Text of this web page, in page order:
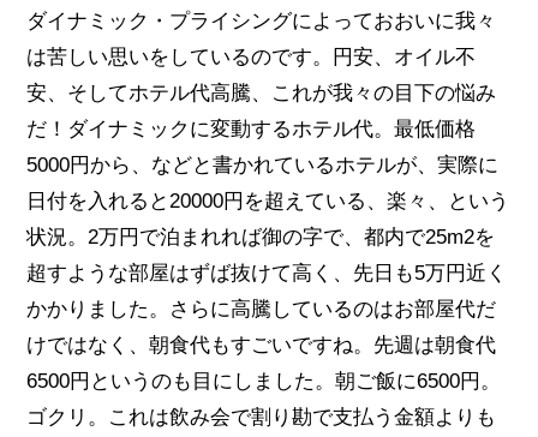
ダイナミック・プライシングによっておおいに我々
は苦しい思いをしているのです。円安、オイル不
安、そしてホテル代高騰、これが我々の目下の悩み
だ！ダイナミックに変動するホテル代。最低価格
5000円から、などと書かれているホテルが、実際に
日付を入れると20000円を超えている、楽々、という
状況。2万円で泊まれれば御の字で、都内で25m2を
超すような部屋はずば抜けて高く、先日も5万円近く
かかりました。さらに高騰しているのはお部屋代だ
けではなく、朝食代もすごいですね。先週は朝食代
6500円というのも目にしました。朝ご飯に6500円。
ゴクリ。これは飲み会で割り勘で支払う金額よりも